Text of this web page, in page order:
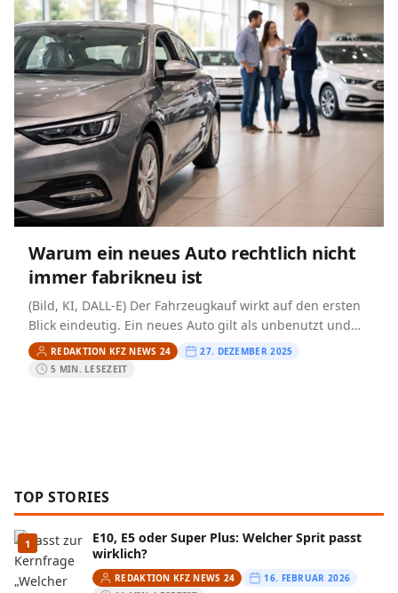
Warum ein neues Auto rechtlich nicht
immer fabrikneu ist
(Bild, KI, DALL-E) Der Fahrzeugkauf wirkt auf den ersten
Blick eindeutig. Ein neues Auto gilt als unbenutzt und
technisch einwandfrei. In der Praxis ist diese…
REDAKTION KFZ NEWS 24
27. DEZEMBER 2025
5 MIN. LESEZEIT
TOP STORIES
1
E10, E5 oder Super Plus: Welcher Sprit passt
wirklich?
REDAKTION KFZ NEWS 24
16. FEBRUAR 2026